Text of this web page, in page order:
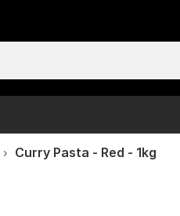
gevogelte
groenten
zuivel
› Curry Pasta - Red - 1kg